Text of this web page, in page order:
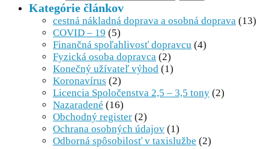
Kategórie článkov
cestná nákladná doprava a osobná doprava (13)
COVID – 19 (5)
Finančná spoľahlivosť dopravcu (4)
Fyzická osoba dopravca (2)
Konečný užívateľ výhod (1)
Koronavírus (2)
Licencia Spoločenstva 2,5 – 3,5 tony (2)
Nazaradené (16)
Obchodný register (2)
Ochrana osobných údajov (1)
Odborná spôsobilosť v taxislužbe (2)